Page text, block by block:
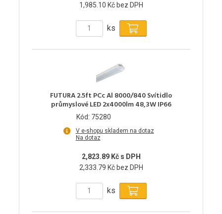
1,985.10 Kč bez DPH
ks
FUTURA 2.5ft PCc Al 8000/840 Svítidlo
průmyslové LED 2x4000lm 48,3W IP66
Kód: 75280
V e-shopu skladem na dotaz
Na dotaz
2,823.89 Kč s DPH
2,333.79 Kč bez DPH
ks